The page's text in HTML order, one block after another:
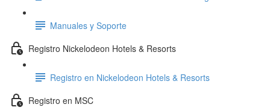
Manuales y Soporte
Registro Nickelodeon Hotels & Resorts
Registro en Nickelodeon Hotels & Resorts
Registro en MSC